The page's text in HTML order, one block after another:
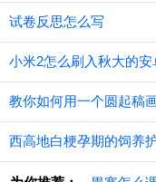
试卷反思怎么写
小米2怎么刷入秋大的安
教你如何用一个圆起稿
西高地白梗孕期的饲养